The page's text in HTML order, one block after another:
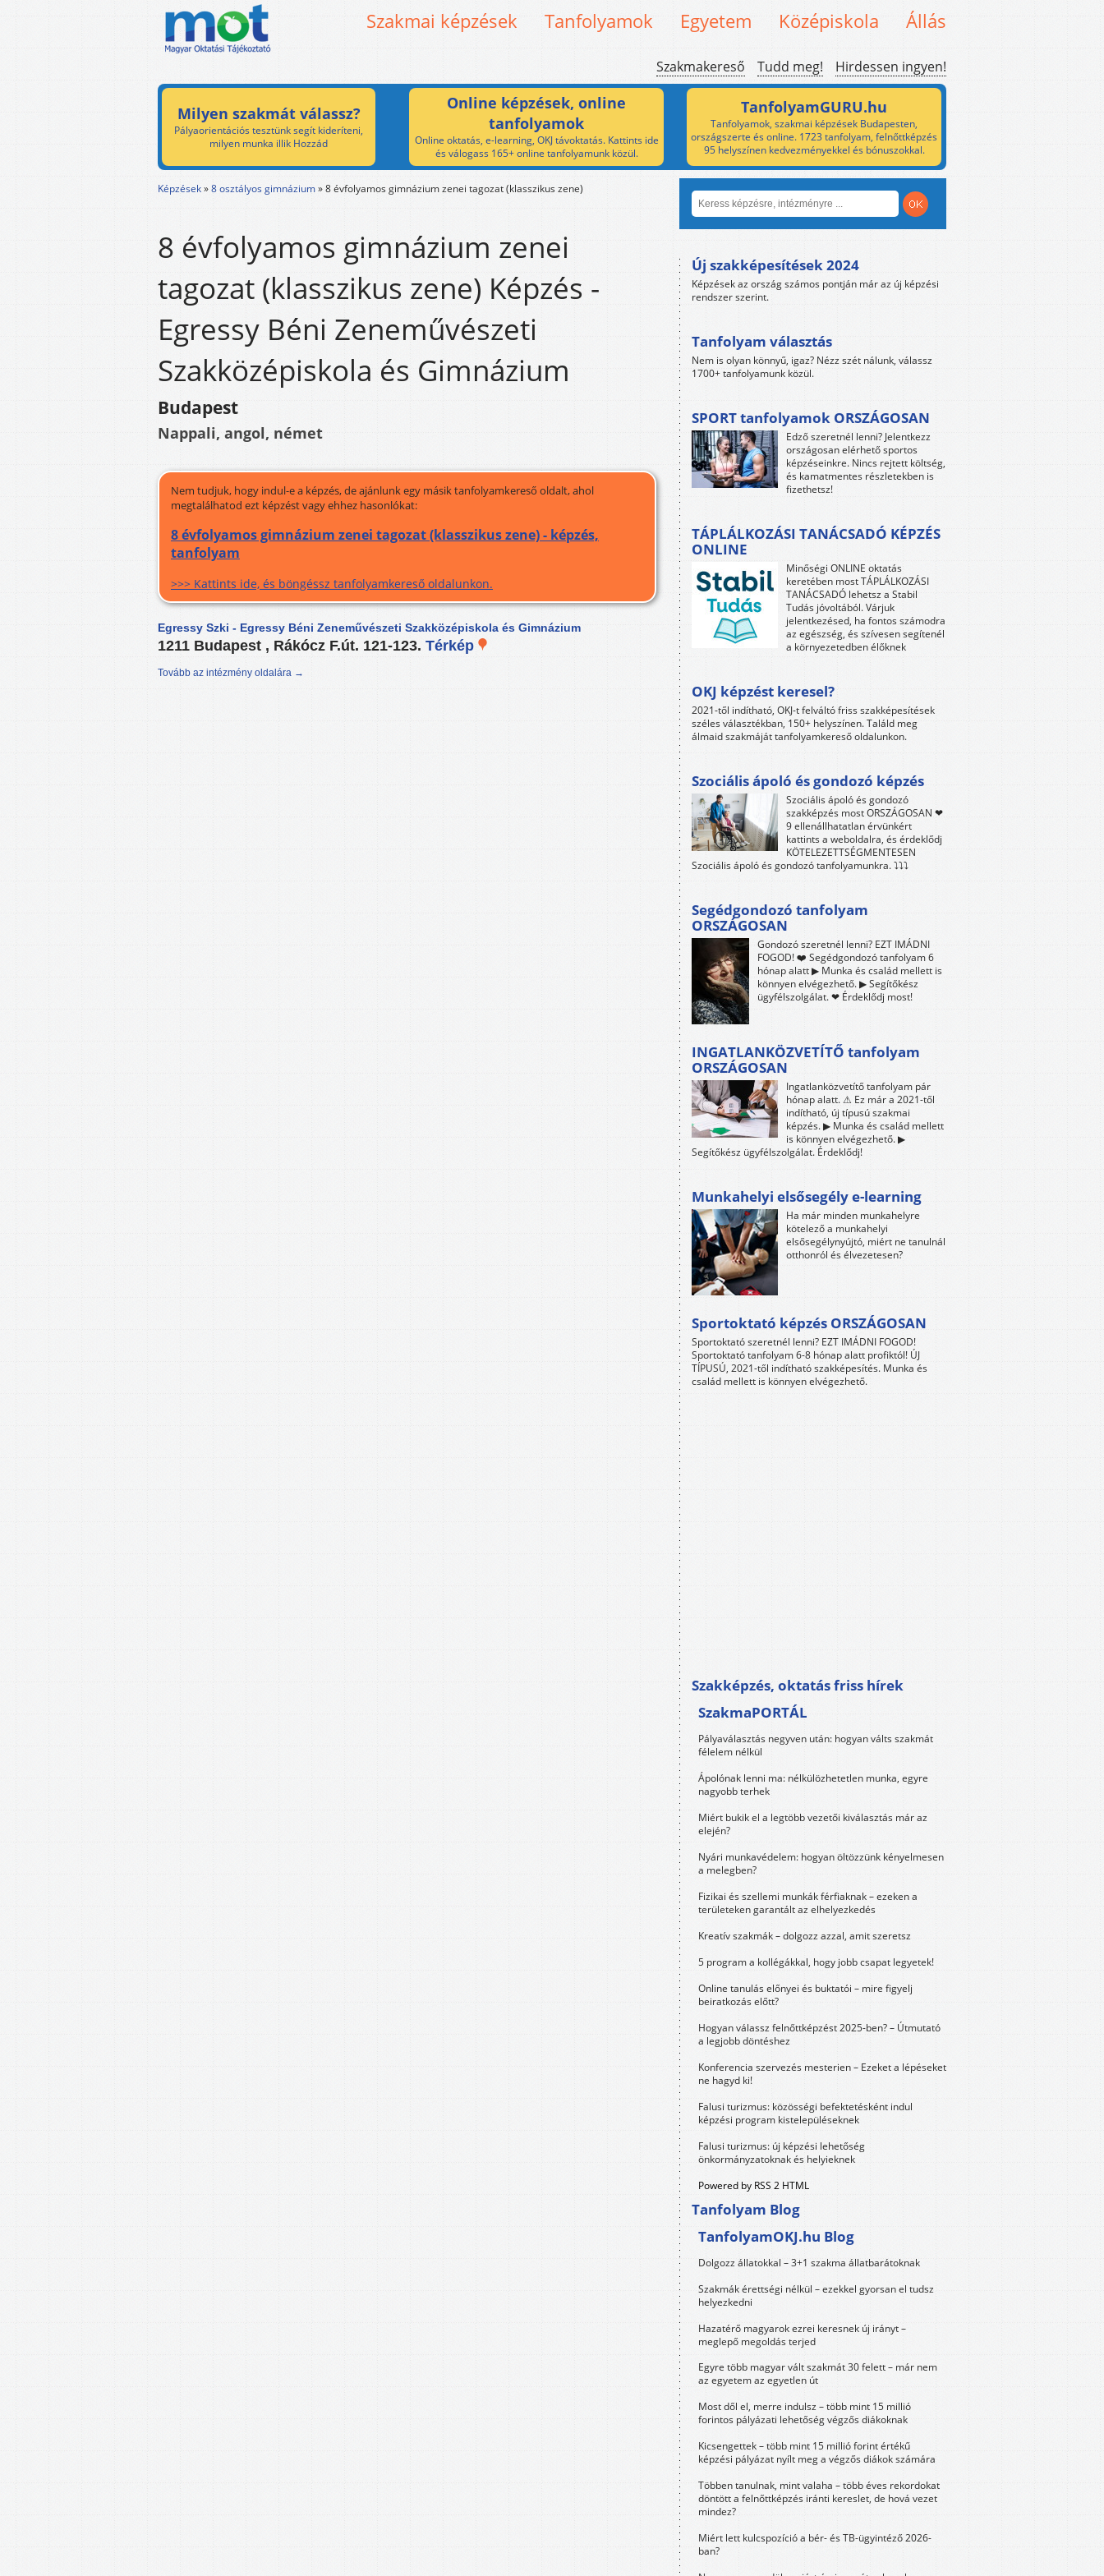
Szakmai képzések Tanfolyamok Egyetem Középiskola Állás
Szakmakereső Tudd meg! Hirdessen ingyen!
Milyen szakmát válassz?
Pályaorientációs tesztünk segít kideríteni,
milyen munka illik Hozzád
Online képzések, online
tanfolyamok
Online oktatás, e-learning, OKJ távoktatás. Kattints ide
és válogass 165+ online tanfolyamunk közül.
TanfolyamGURU.hu
Tanfolyamok, szakmai képzések Budapesten,
országszerte és online. 1723 tanfolyam, felnőttképzés
95 helyszínen kedvezményekkel és bónuszokkal.
Képzések»8 osztályos gimnázium»8 évfolyamos gimnázium zenei tagozat (klasszikus zene)
8 évfolyamos gimnázium zenei
tagozat (klasszikus zene) Képzés -
Egressy Béni Zeneművészeti
Szakközépiskola és Gimnázium
Budapest
Nappali, angol, német
Nem tudjuk, hogy indul-e a képzés, de ajánlunk egy másik tanfolyamkereső oldalt, ahol
megtalálhatod ezt képzést vagy ehhez hasonlókat:
8 évfolyamos gimnázium zenei tagozat (klasszikus zene) - képzés,
tanfolyam
>>> Kattints ide, és böngéssz tanfolyamkereső oldalunkon.
Egressy Szki - Egressy Béni Zeneművészeti Szakközépiskola és Gimnázium
1211 Budapest , Rákócz F.út. 121-123. Térkép
Tovább az intézmény oldalára →
Új szakképesítések 2024
Képzések az ország számos pontján már az új képzési
rendszer szerint.
Tanfolyam választás
Nem is olyan könnyű, igaz? Nézz szét nálunk, válassz
1700+ tanfolyamunk közül.
SPORT tanfolyamok ORSZÁGOSAN
Edző szeretnél lenni? Jelentkezz
országosan elérhető sportos
képzéseinkre. Nincs rejtett költség,
és kamatmentes részletekben is
fizethetsz!
TÁPLÁLKOZÁSI TANÁCSADÓ KÉPZÉS
ONLINE
Minőségi ONLINE oktatás
keretében most TÁPLÁLKOZÁSI
TANÁCSADÓ lehetsz a Stabil
Tudás jóvoltából. Várjuk
jelentkezésed, ha fontos számodra
az egészség, és szívesen segítenél
a környezetedben élőknek
OKJ képzést keresel?
2021-től indítható, OKJ-t felváltó friss szakképesítések
széles választékban, 150+ helyszínen. Találd meg
álmaid szakmáját tanfolyamkereső oldalunkon.
Szociális ápoló és gondozó képzés
Szociális ápoló és gondozó
szakképzés most ORSZÁGOSAN ❤
9 ellenállhatatlan érvünkért
kattints a weboldalra, és érdeklődj
KÖTELEZETTSÉGMENTESEN
Szociális ápoló és gondozó tanfolyamunkra. ⤵⤵⤵
Segédgondozó tanfolyam
ORSZÁGOSAN
Gondozó szeretnél lenni? EZT IMÁDNI
FOGOD! ❤️ Segédgondozó tanfolyam 6
hónap alatt ▶ Munka és család mellett is
könnyen elvégezhető. ▶ Segítőkész
ügyfélszolgálat. ❤ Érdeklődj most!
INGATLANKÖZVETÍTŐ tanfolyam
ORSZÁGOSAN
Ingatlanközvetítő tanfolyam pár
hónap alatt. ⚠ Ez már a 2021-től
indítható, új típusú szakmai
képzés. ▶ Munka és család mellett
is könnyen elvégezhető. ▶
Segítőkész ügyfélszolgálat. Érdeklődj!
Munkahelyi elsősegély e-learning
Ha már minden munkahelyre
kötelező a munkahelyi
elsősegélynyújtó, miért ne tanulnál
otthonról és élvezetesen?
Sportoktató képzés ORSZÁGOSAN
Sportoktató szeretnél lenni? EZT IMÁDNI FOGOD!
Sportoktató tanfolyam 6-8 hónap alatt profiktól! ÚJ
TÍPUSÚ, 2021-től indítható szakképesítés. Munka és
család mellett is könnyen elvégezhető.
Szakképzés, oktatás friss hírek
SzakmaPORTÁL
Pályaválasztás negyven után: hogyan válts szakmát
félelem nélkül
Ápolónak lenni ma: nélkülözhetetlen munka, egyre
nagyobb terhek
Miért bukik el a legtöbb vezetői kiválasztás már az
elején?
Nyári munkavédelem: hogyan öltözzünk kényelmesen
a melegben?
Fizikai és szellemi munkák férfiaknak – ezeken a
területeken garantált az elhelyezkedés
Kreatív szakmák – dolgozz azzal, amit szeretsz
5 program a kollégákkal, hogy jobb csapat legyetek!
Online tanulás előnyei és buktatói – mire figyelj
beiratkozás előtt?
Hogyan válassz felnőttképzést 2025-ben? – Útmutató
a legjobb döntéshez
Konferencia szervezés mesterien – Ezeket a lépéseket
ne hagyd ki!
Falusi turizmus: közösségi befektetésként indul
képzési program kistelepüléseknek
Falusi turizmus: új képzési lehetőség
önkormányzatoknak és helyieknek
Powered by RSS 2 HTML
Tanfolyam Blog
TanfolyamOKJ.hu Blog
Dolgozz állatokkal – 3+1 szakma állatbarátoknak
Szakmák érettségi nélkül – ezekkel gyorsan el tudsz
helyezkedni
Hazatérő magyarok ezrei keresnek új irányt –
meglepő megoldás terjed
Egyre több magyar vált szakmát 30 felett – már nem
az egyetem az egyetlen út
Most dől el, merre indulsz – több mint 15 millió
forintos pályázati lehetőség végzős diákoknak
Kicsengettek – több mint 15 millió forint értékű
képzési pályázat nyílt meg a végzős diákok számára
Többen tanulnak, mint valaha – több éves rekordokat
döntött a felnőttképzés iránti kereslet, de hová vezet
mindez?
Miért lett kulcspozíció a bér- és TB-ügyintéző 2026-
ban?